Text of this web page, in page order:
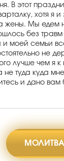
В этот
хотя я
Мы едем
без
моей семьи
не
лучше чем
туда куда
и дано вам